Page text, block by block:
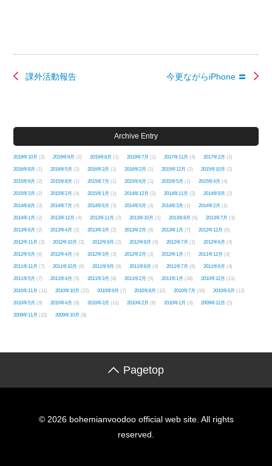
今更ながらiPhone 〓
課外活動報告
Archive Entry
2019年10月 (2) 2019年9月 (2) 2019年8月 (1) 2019年7月 (1) 2017年11月 (4) 2017年2月 (1)
2016年8月 (1) 2016年5月 (2) 2016年3月 (1) 2016年2月 (1) 2015年12月 (2) 2015年10月 (2)
2015年9月 (2) 2015年8月 (1) 2015年7月 (1) 2015年6月 (1) 2015年5月 (1) 2015年4月 (4)
2015年3月 (2) 2015年2月 (4) 2015年1月 (1) 2014年12月 (2) 2014年11月 (2) 2014年9月 (2)
2014年8月 (3) 2014年7月 (4) 2014年6月 (3) 2014年5月 (3) 2014年3月 (1) 2014年2月 (1)
2014年1月 (2) 2013年12月 (4) 2013年11月 (2) 2013年10月 (1) 2013年8月 (6) 2013年7月 (3)
2013年6月 (2) 2013年4月 (2) 2013年3月 (2) 2013年2月 (8) 2013年1月 (7) 2012年12月 (5)
2012年11月 (3) 2012年10月 (3) 2012年9月 (2) 2012年8月 (4) 2012年7月 (1) 2012年6月 (4)
2012年5月 (6) 2012年4月 (4) 2012年3月 (3) 2012年2月 (3) 2012年1月 (7) 2011年12月 (3)
2011年11月 (7) 2011年10月 (6) 2011年9月 (8) 2011年8月 (4) 2011年7月 (6) 2011年6月 (4)
2011年5月 (7) 2011年4月 (5) 2011年3月 (8) 2011年2月 (9) 2011年1月 (18) 2010年12月 (11)
2010年11月 (11) 2010年10月 (22) 2010年9月 (7) 2010年8月 (12) 2010年7月 (10) 2010年6月 (13)
2010年5月 (9) 2010年4月 (8) 2010年3月 (11) 2010年2月 (8) 2010年1月 (3) 2009年12月 (5)
2009年11月 (12) 2009年10月 (8)
Pagetop
© 2026 bohemianvoodoo official web site. All rights
reserved.